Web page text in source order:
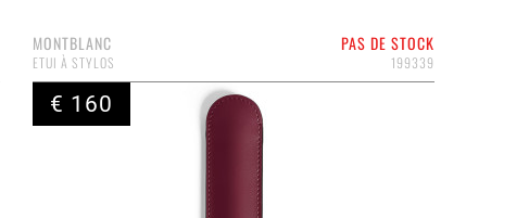
PAS DE STOCK
MONTBLANC
199339
ETUI À STYLOS
€ 160